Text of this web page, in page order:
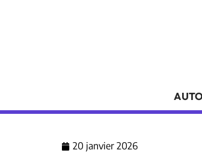
AUTO
20 janvier 2026